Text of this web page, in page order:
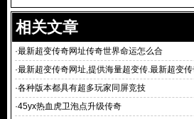
相关文章
·最新超变传奇网址传奇世界命运怎么合
·最新超变传奇网址,提供海量超变传.最新超变
新服网最新
·各种版本都具有超多玩家同屏竞技
·45yx热血虎卫泡点升级传奇